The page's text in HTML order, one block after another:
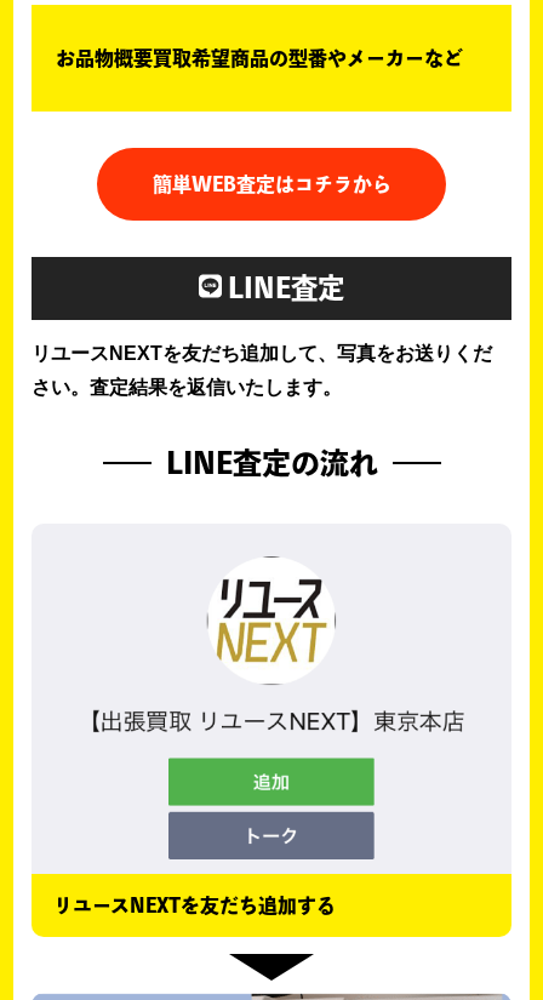
お品物概要買取希望商品の型番やメーカーなど
簡単WEB査定はコチラから
LINE査定
リユースNEXTを友だち追加して、写真をお送りくだ
さい。査定結果を返信いたします。
LINE査定の流れ
リユースNEXTを友だち追加する